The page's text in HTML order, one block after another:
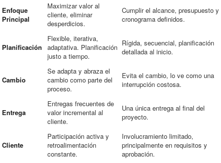
Enfoque
Principal
Maximizar valor al
cliente, eliminar
desperdicios.
Cumplir el alcance, presupuesto y
cronograma definidos.
Planificación
Flexible, iterativa,
adaptativa. Planificación
justo a tiempo.
Rígida, secuencial, planificación
detallada al inicio.
Cambio
Se adapta y abraza el
cambio como parte del
proceso.
Evita el cambio, lo ve como una
interrupción costosa.
Entrega
Entregas frecuentes de
valor incremental al
cliente.
Una única entrega al final del
proyecto.
Cliente
Participación activa y
retroalimentación
constante.
Involucramiento limitado,
principalmente en requisitos y
aprobación.